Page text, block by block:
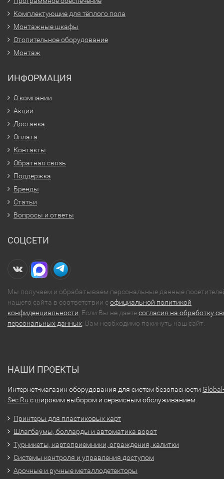
Комплектующие для тёплого пола
Монтажные шкафы
Отопительное оборудование
Монтаж
ИНФОРМАЦИЯ
О компании
Акции
Доставка
Оплата
Контакты
Обратная связь
Поддержка
Бренды
Статьи
Вопросы и ответы
СОЦСЕТИ
Мы получаем и обрабатываем персональные данные
нашего сайта в соответствии софициальной политикой
конфиденциальности. Если Вы не даетесогласия на обработку
персональных данных, Вам необходимо покинуть наш сайт.
НАШИ ПРОЕКТЫ
Интернет-магазин оборудования для систем безопасности Global-
Sec.Ru с широким выбором и сервисным обслуживанием.
Принтеры для пластиковых карт
Шлагбаумы, болларды и автоматика ворот
Турникеты, картоприемники, ограждения, калитки
Системы контроля и управления доступом
Арочные и ручные металлодетекторы